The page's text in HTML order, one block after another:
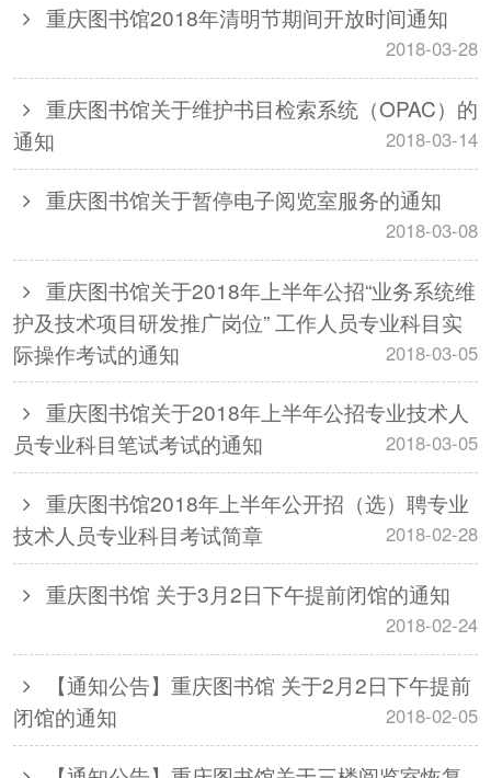
重庆图书馆2018年清明节期间开放时间通知
2018-03-28
重庆图书馆关于维护书目检索系统（OPAC）的
通知
2018-03-14
重庆图书馆关于暂停电子阅览室服务的通知
2018-03-08
重庆图书馆关于2018年上半年公招“业务系统维
护及技术项目研发推广岗位” 工作人员专业科目实
际操作考试的通知
2018-03-05
重庆图书馆关于2018年上半年公招专业技术人
员专业科目笔试考试的通知
2018-03-05
重庆图书馆2018年上半年公开招（选）聘专业
技术人员专业科目考试简章
2018-02-28
重庆图书馆 关于3月2日下午提前闭馆的通知
2018-02-24
【通知公告】重庆图书馆 关于2月2日下午提前
闭馆的通知
2018-02-05